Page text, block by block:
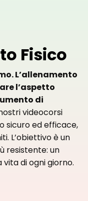
Fisico
L’allenamento
l’aspetto
di
videocorsi
sicuro ed efficace,
L’obiettivo è un
resistente: un
di ogni giorno.